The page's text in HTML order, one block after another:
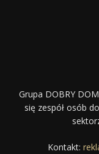
Grupa DOBRY
się zespół osób
Kontakt: